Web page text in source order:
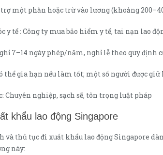
trợ một phần hoặc trừ vào lương (khoảng
y tế : Công ty mua bảo hiểm y tế, tai nạn lao
7–14 ngày phép/năm, nghỉ lễ theo quy định
thể gia hạn nếu làm tốt; một số người được
Chuyên nghiệp, sạch sẽ, tôn trọng luật pháp
khẩu lao động Singapore
và thủ tục đi xuất khẩu lao động Singapore
này: